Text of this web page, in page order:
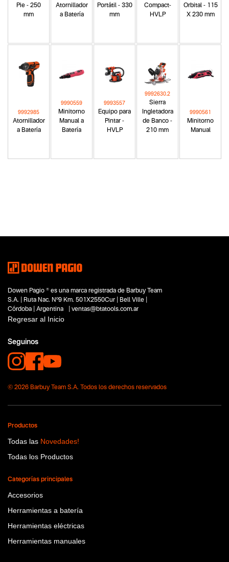
Pie - 250
mm
Atornillador
a Batería
Portátil - 330
mm
Compact-
HVLP
Orbital - 115
X 230 mm
Atornillador
a Batería
9992985
Minitorno
Manual a
Batería
9990559
Equipo para
Pintar -
HVLP
9993557
Sierra
Ingletadora
de Banco -
210 mm
9992630.2
Minitorno
Manual
9990561
Segmentos - pendiente
Hobbistas
Capacidad
No items found.
No items found.
Tecnologia
Dowen Pagio ® es una marca registrada de Barbuy Team
S.A. | Ruta Nac. Nº9 Km. 501X2550Cur | Bell Ville |
Córdoba | Argentina | ventas@btatools.com.ar
Regresar al Inicio
Seguinos
© 2026 Barbuy Team S.A. Todos los derechos reservados
Productos
Todas las Novedades!
Todas los Productos
Categorías principales
Accesorios
Herramientas a batería
Herramientas eléctricas
Herramientas manuales